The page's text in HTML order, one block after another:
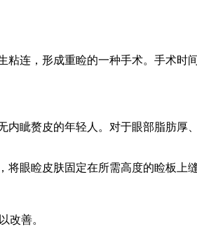
连，形成重睑的一种手术。手术
眦赘皮的年轻人。对于眼部脂肪
眼睑皮肤固定在所需高度的睑板上
改善。